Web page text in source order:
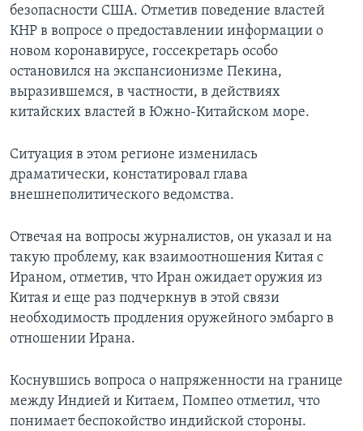
безопасности США. Отметив поведение властей
КНР в вопросе о предоставлении информации о
новом коронавирусе, госсекретарь особо
остановился на экспансионизме Пекина,
выразившемся, в частности, в действиях
китайских властей в Южно-Китайском море.
Ситуация в этом регионе изменилась
драматически, констатировал глава
внешнеполитического ведомства.
Отвечая на вопросы журналистов, он указал и на
такую проблему, как взаимоотношения Китая с
Ираном, отметив, что Иран ожидает оружия из
Китая и еще раз подчеркнув в этой связи
необходимость продления оружейного эмбарго в
отношении Ирана.
Коснувшись вопроса о напряженности на границе
между Индией и Китаем, Помпео отметил, что
понимает беспокойство индийской стороны.